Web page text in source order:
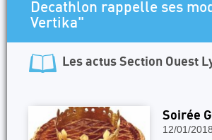
Decathlon rappelle ses
Vertika"
Les actus Section Ouest
Soirée
12/01/